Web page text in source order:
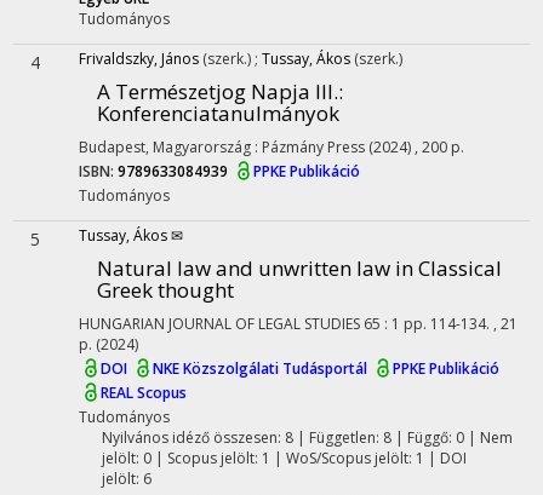
Tudományos
4 Frivaldszky, János (szerk.) ; Tussay, Ákos (szerk.)
A Természetjog Napja III.:
Konferenciatanulmányok
Budapest, Magyarország : Pázmány Press (2024) , 200 p.
ISBN: 9789633084939
PPKE Publikáció
Tudományos
5 Tussay, Ákos ✉
Natural law and unwritten law in Classical
Greek thought
HUNGARIAN JOURNAL OF LEGAL STUDIES 65 : 1 pp. 114-134. , 21
p. (2024)
DOI
NKE Közszolgálati Tudásportál
PPKE Publikáció
REALScopus
Tudományos
Nyilvános idéző összesen: 8| Független: 8 | Függő: 0 | Nem
jelölt: 0 | Scopus jelölt: 1 | WoS/Scopus jelölt: 1 | DOI
jelölt: 6